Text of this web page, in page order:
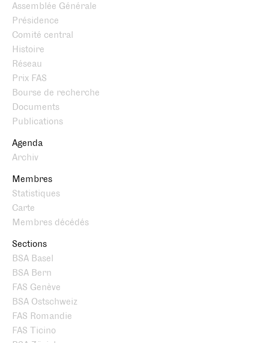
Assemblée Générale
Présidence
Comité central
Histoire
Réseau
Prix FAS
Bourse de recherche
Documents
Publications
Agenda
Archiv
Membres
Statistiques
Carte
Membres décédés
Sections
BSA Basel
BSA Bern
FAS Genève
BSA Ostschweiz
FAS Romandie
FAS Ticino